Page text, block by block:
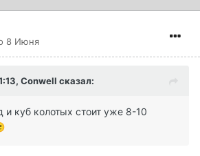
8 Июня
Conwell сказал:
и куб колотых стоит уже 8-10